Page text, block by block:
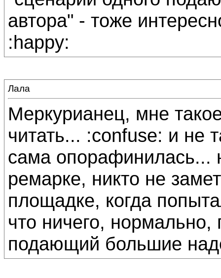
автора" - тоже
:happy:
Лала
Меркурианец, мне
читать... :confuse: и не
сама опорафинилась...
ремарке, никто не
площадке, когда
что ничего, нормально,
подающий большие